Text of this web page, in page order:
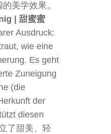
美学效果。
| 甜蜜蜜
Ausdruck:
wie eine
Es geht
Zuneigung
(die
der
diesen
了甜美、轻